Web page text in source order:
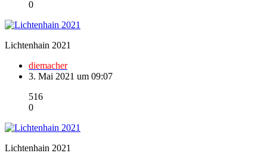
0
Lichtenhain 2021
diemacher
3. Mai 2021 um 09:07
516
0
Lichtenhain 2021